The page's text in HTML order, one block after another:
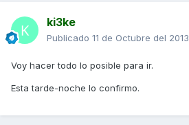
ki3ke
Publicado 11 de Octubre del 2013
Voy hacer todo lo posible para ir.
Esta tarde-noche lo confirmo.